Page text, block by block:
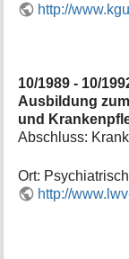
http://
10/1989 - 10/
Ausbildung
und
Abschluss:
Ort:
http://